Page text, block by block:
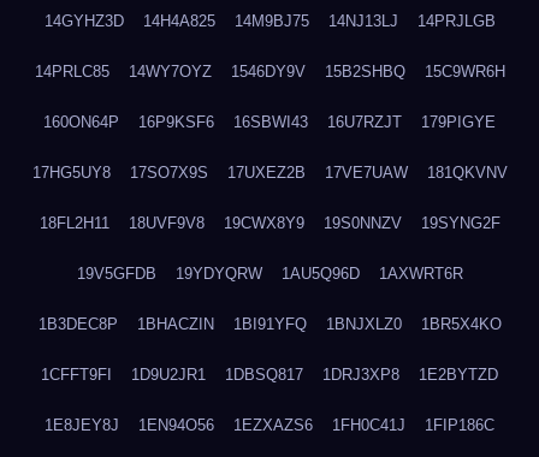
14GYHZ3D 14H4A825 14M9BJ75 14NJ13LJ 14PRJLGB
14PRLC85 14WY7OYZ 1546DY9V 15B2SHBQ 15C9WR6H
160ON64P 16P9KSF6 16SBWI43 16U7RZJT 179PIGYE
17HG5UY8 17SO7X9S 17UXEZ2B 17VE7UAW 181QKVNV
18FL2H11 18UVF9V8 19CWX8Y9 19S0NNZV 19SYNG2F
19V5GFDB 19YDYQRW 1AU5Q96D 1AXWRT6R
1B3DEC8P 1BHACZIN 1BI91YFQ 1BNJXLZ0 1BR5X4KO
1CFFT9FI 1D9U2JR1 1DBSQ817 1DRJ3XP8 1E2BYTZD
1E8JEY8J 1EN94O56 1EZXAZS6 1FH0C41J 1FIP186C